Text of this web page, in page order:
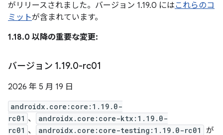
がリリースされました。バージョン 1.19.0 にはこれらのコ
ミットが含まれています。
1.18.0 以降の重要な変更:
バージョン 1.19.0-rc01
2026 年 5 月 19 日
androidx.core:core:1.19.0-
rc01 、
androidx.core:core-ktx:1.19.0-
rc01 、 androidx.core:core-testing:1.19.0-rc01 が